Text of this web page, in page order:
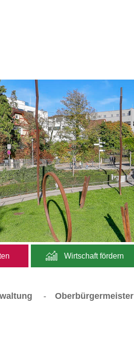
Wirtschaft fördern
- Oberbürgermeister